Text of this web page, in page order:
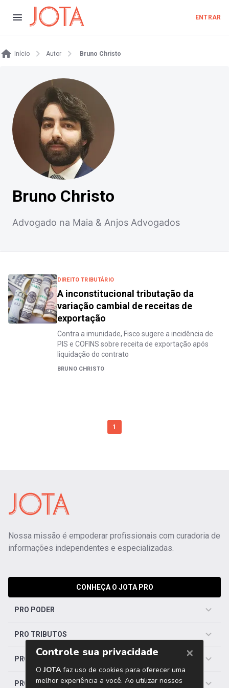
ENTRAR
Início Autor Bruno Christo
Bruno Christo
Advogado na Maia & Anjos Advogados
DIREITO TRIBUTÁRIO
A inconstitucional tributação da
variação cambial de receitas de
exportação
Contra a imunidade, Fisco sugere a incidência de
PIS e COFINS sobre receita de exportação após
liquidação do contrato
BRUNO CHRISTO
1
Nossa missão é empoderar profissionais com curadoria de
informações independentes e especializadas.
CONHEÇA O JOTA PRO
PRO PODER
PRO TRIBUTOS
PRO TRABALHISTA
PRO SAÚDE